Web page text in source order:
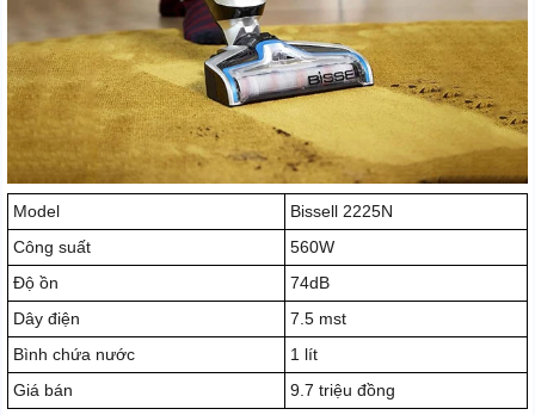
Model
Bissell 2225N
Công suất
560W
Độ ồn
74dB
Dây điện
7.5 mst
Bình chứa nước
1 lít
Giá bán
9.7 triệu đồng